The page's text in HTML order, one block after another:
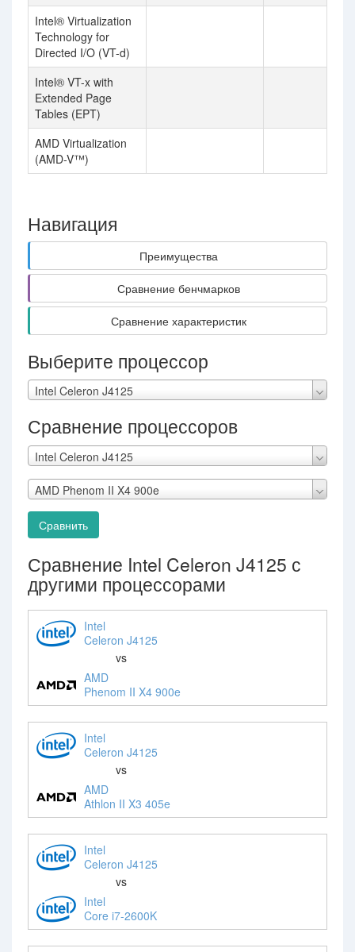
Intel® Virtualization
Technology for
Directed I/O (VT-d)
Intel® VT-x with
Extended Page
Tables (EPT)
AMD Virtualization
(AMD-V™)
Навигация
Преимущества
Сравнение бенчмарков
Сравнение характеристик
Выберите процессор
Intel Celeron J4125
Сравнение процессоров
Intel Celeron J4125
AMD Phenom II X4 900e
Сравнить
Сравнение Intel Celeron J4125 с
другими процессорами
Intel
Celeron J4125
vs
AMD
Phenom II X4 900e
Intel
Celeron J4125
vs
AMD
Athlon II X3 405e
Intel
Celeron J4125
vs
Intel
Core i7-2600K